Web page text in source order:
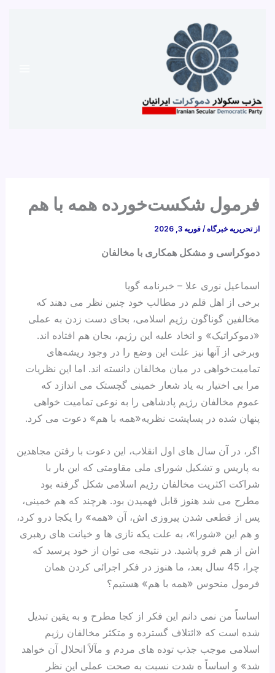
فرمول شکست‌خورده همه با هم
از تحریریه خبرگاه/فوریه 3, 2026
دموکراسی و مشکل همکاری با مخالفان
اسماعیل نوری علا – خبرنامه گویا
برخی از اهل قلم در مطالب خود چنین نظر می دهند که
مخالفین گوناگون رژيم اسلامی، بحای دست زدن به عملی
«دموکراتیک» و اتخاد علیه این رژیم، بجان هم افتاده اند.
وبرخی از آنها نیز علت این وضع را در وجود ریشه‌های
تمامیت‌خواهی در میان مخالفان دانسته اند. اما این نظریات
مرا بی اختیار به یاد شعار خمینی گچستک می اندازد که
عموم مخالفان رژیم پادشاهی را به نوعی تمامیت خواهی
پنهان شده در پساپشت نظریه«همه با هم» دعوت می کرد.
اگر، در آن سال های اول انقلاب، این دعوت با رفتن مجاهدین
به پاریس و تشکیل شورای ملی مقاومتی که این بار با
شراکت اکثریت مخالفان رژيم اسلامی شکل گرفته بود
مطرح می شد هنوز قابل فهمیدن بود. هرچند که هم خمینی،
پس از قطعی شدن پیروزی اش، آن «همه» را یکجا درو کرد،
و هم این «شورا»، به علت یکه تازی ها و خیانت های رهبری
اش از هم فرو پاشید. در نتیجه می توان از خود پرسید که
چرا، 45 سال بعد، ما هنوز در فکر اجرائی کردن همان
فرمول منحوس «همه با هم» هستیم؟
اساساً من نمی دانم این فکر از کجا مطرح و به یقین تبدیل
شده است که «ائتلاف گسترده و متکثر مخالفان رژيم
اسلامی موجب جذب توده های مردم و مآلاً انحلال آن خواهد
شد» و اساساً ه شدت نسبت به صحت عملی این نظر